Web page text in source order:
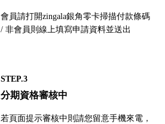
會員請打開zingala銀角零卡掃描付款條碼
/ 非會員則線上填寫申請資料並送出
STEP.3
分期資格審核中
若頁面提示審核中則請您留意手機來電，